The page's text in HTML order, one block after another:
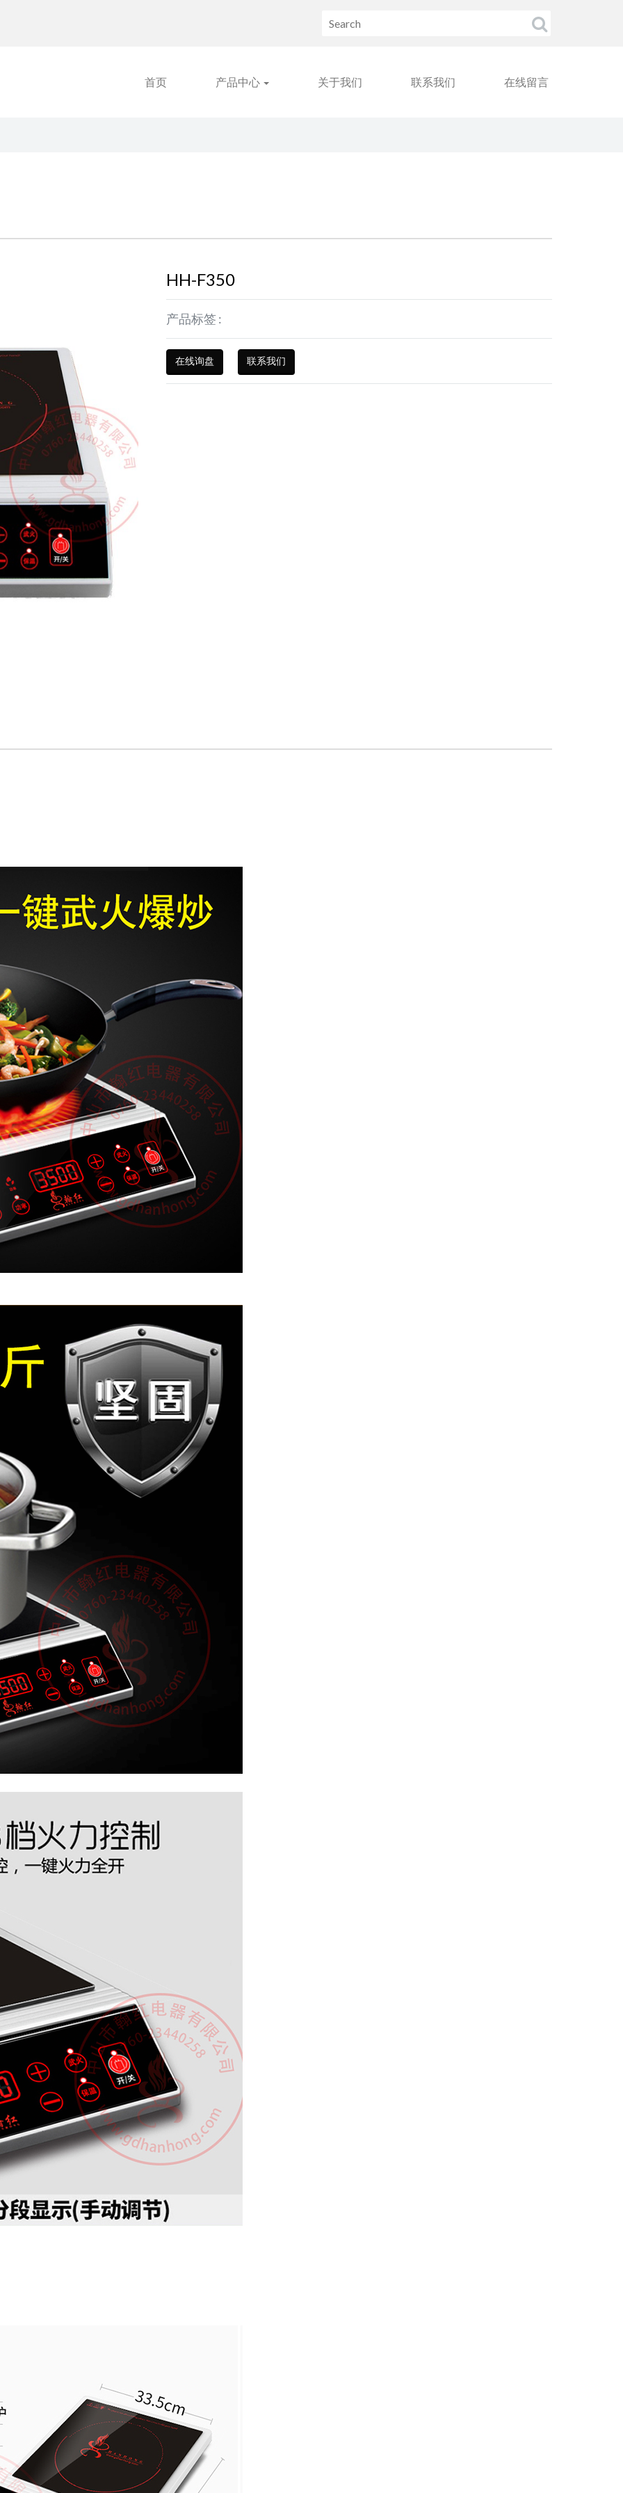
首页 产品中心 关于我们 联系我们 在线留言
HH-F350
产品标签 :
在线询盘 联系我们